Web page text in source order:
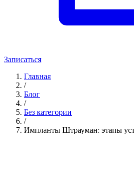
Записаться
Главная
/
Блог
/
Без категории
/
Импланты Штрауман: этапы